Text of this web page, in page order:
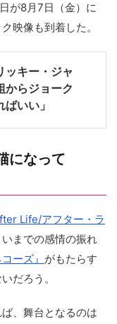
が8月7日（金）に
映像も到着した。
ッキー・ジャ
からジョーク
いい」
になって
Life/アフター・ラ
までの感情の振れ
ーズ』 がもたらす
だろう。
、舞台となるのは